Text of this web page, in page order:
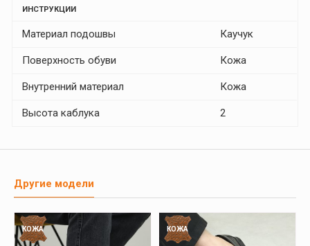
ИНСТРУКЦИИ
Материал подошвы Каучук
Поверхность обуви Кожа
Внутренний материал Кожа
Высота каблука 2
Другие модели
КОЖА КОЖА